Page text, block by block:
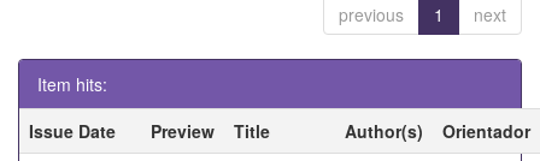
previous 1 next
Item hits:
Issue Date
Preview Title Author(s)
Orientador